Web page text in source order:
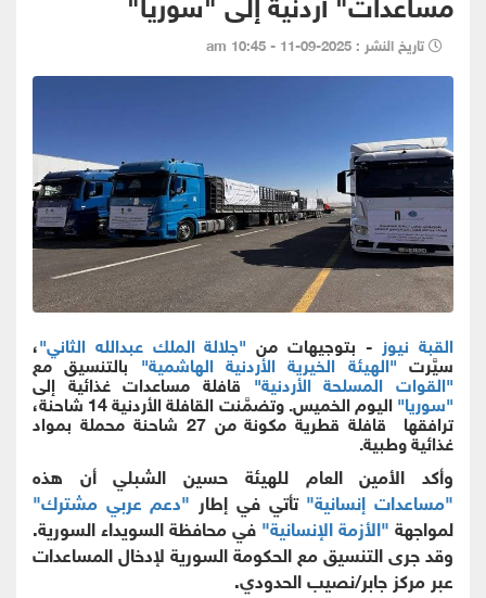
تاريخ النشر : 2025-09-11 - 10:45 am
القبة نيوز - بتوجيهات من "جلالة الملك عبدالله الثاني"،
سيَّرت"الهيئة الخيرية الأردنية الهاشمية" بالتنسيق مع
"القوات المسلحة الأردنية" قافلة مساعدات غذائية إلى
"سوريا" اليوم الخميس. وتضمَّنت القافلة الأردنية 14 شاحنة،
ترافقها قافلة قطرية مكونة من 27 شاحنة محملة بمواد
غذائية وطبية.
وأكد الأمين العام للهيئة حسين الشبلي أن هذه
"مساعدات إنسانية" تأتي في إطار "دعم عربي مشترك"
لمواجهة"الأزمة الإنسانية"في محافظة السويداء السورية.
وقد جرى التنسيق مع الحكومة السورية لإدخال المساعدات
عبر مركز جابر/نصيب الحدودي.